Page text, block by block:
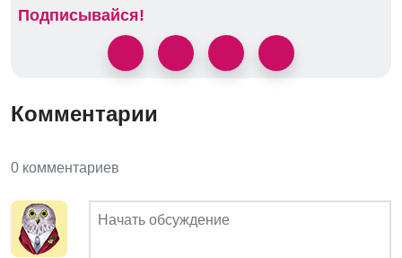
Подписывайся!
Комментарии
0 комментариев